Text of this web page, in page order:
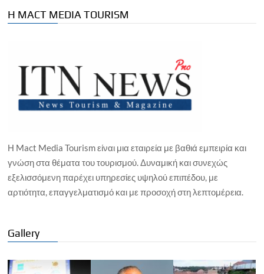
Η MACT MEDIA TOURISM
Η Mact Media Tourism είναι μια εταιρεία με βαθιά εμπειρία και
γνώση στα θέματα του τουρισμού. Δυναμική και συνεχώς
εξελισσόμενη παρέχει υπηρεσίες υψηλού επιπέδου, με
αρτιότητα, επαγγελματισμό και με προσοχή στη λεπτομέρεια.
Gallery